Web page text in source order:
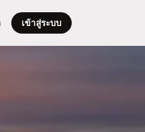
เข้าสู่ระบบ